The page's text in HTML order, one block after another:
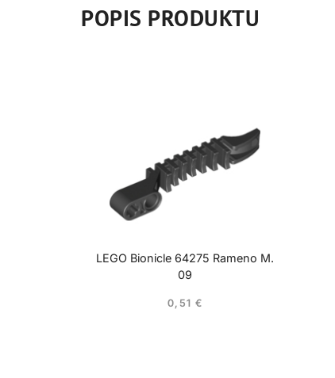
POPIS PRODUKTU
LEGO Bionicle 64275 Rameno M.
09
0,51€